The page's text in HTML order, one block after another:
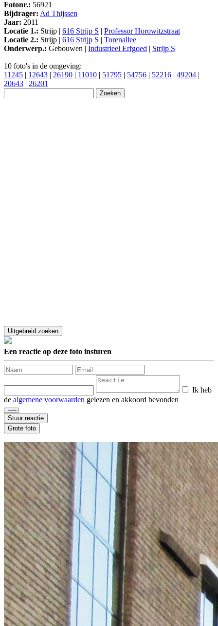
Fotonr.: 56921
Bijdrager: Ad Thijssen
Jaar: 2011
Locatie 1.: Strijp | 616 Strijp S | Professor Horowitzstraat
Locatie 2.: Strijp | 616 Strijp S | Torenallee
Onderwerp.: Gebouwen | Industrieel Erfgoed | Strijp S
10 foto's in de omgeving:
11245 | 12643 | 26190 | 11010 | 51795 | 54756 | 52216 | 49204 |
20643 | 26201
Een reactie op deze foto insturen
Ik heb
de algemene voorwaarden gelezen en akkoord bevonden